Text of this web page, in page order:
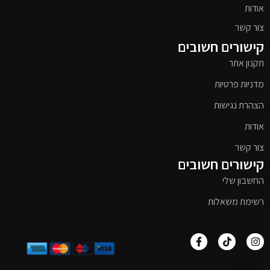
אודות
צור קשר
קישורים חשובים
תקנון אתר
מדניות פרטיות
הצהרת נגישות
אודות
צור קשר
קישורים חשובים
החשבון שלי
רשימת משאלות